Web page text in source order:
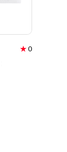
★0